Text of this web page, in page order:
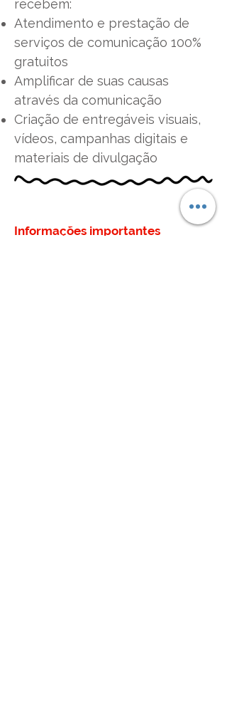
recebem:
Atendimento e prestação de
serviços de comunicação 100%
gratuitos
Amplificar de suas causas
através da comunicação
Criação de entregáveis visuais,
vídeos, campanhas digitais e
materiais de divulgação
Informações importantes